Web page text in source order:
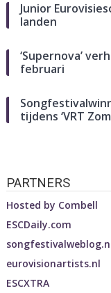
Junior
landen
‘Supernova’
februari
tijdens ‘VRT
PARTNERS
Hosted by Combell
ESCDaily.com
eurovisionartists.nl
ESCXTRA